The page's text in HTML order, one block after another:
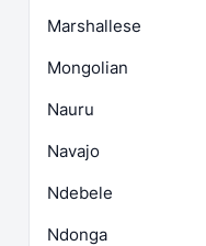
Marshallese
Mongolian
Nauru
Navajo
Ndebele
Ndonga